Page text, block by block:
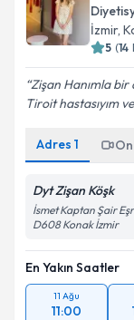
İzmir,
5 (14
Zişan Hanımla bir
Tiroit hastasıyım
Adres 1
Dyt Zişan Köşk
İsmet Kaptan Şair
D608 Konak İzmir
En Yakın Saatler
11 Ağu
11:00